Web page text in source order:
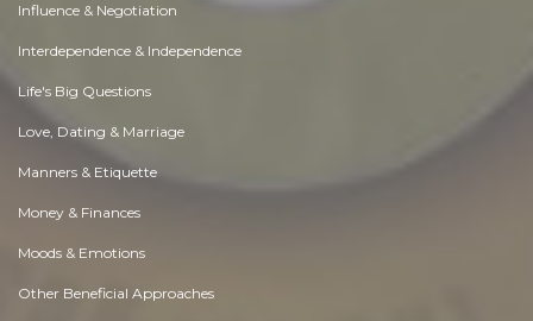
Influence & Negotiation
Interdependence & Independence
Life's Big Questions
Love, Dating & Marriage
Manners & Etiquette
Money & Finances
Moods & Emotions
Other Beneficial Approaches